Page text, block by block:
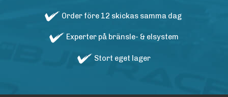
Order före 12 skickas samma dag
Experter på bränsle- & elsystem
Stort eget lager